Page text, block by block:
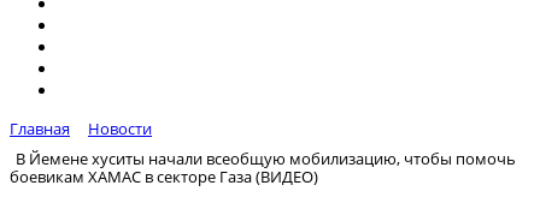
Главная
Новости
В Йемене хуситы начали всеобщую мобилизацию, чтобы помочь
боевикам ХАМАС в секторе Газа (ВИДЕО)